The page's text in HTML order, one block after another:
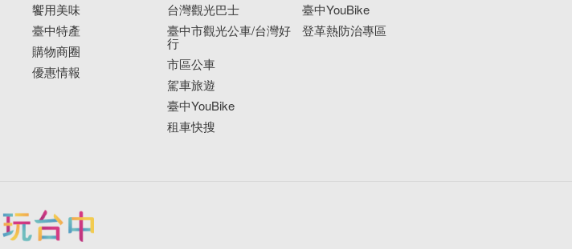
饗用美味
臺中特產
購物商圈
優惠情報
台灣觀光巴士
臺中市觀光公車/台灣好
行
市區公車
駕車旅遊
臺中YouBike
租車快搜
臺中YouBike
登革熱防治專區